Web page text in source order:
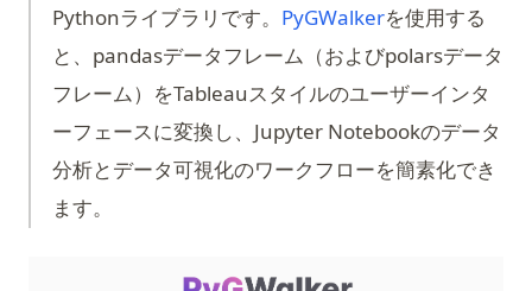
Pythonライブラリです。 PyGWalker(opens in a
を使用する
と、pandasデータフレーム（およびpolarsデータ
フレーム）をTableauスタイルのユーザーインタ
ーフェースに変換し、Jupyter Notebookのデータ
分析とデータ可視化のワークフローを簡素化でき
ます。